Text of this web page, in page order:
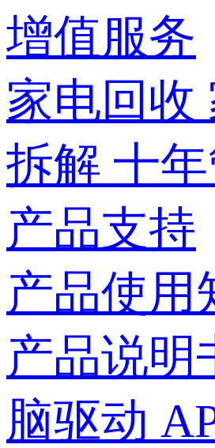
增值服务
家电回收
拆解 十
产品支持
产品使用
产品说明
脑驱动